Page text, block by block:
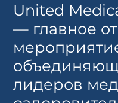
United
— главное
лидеров